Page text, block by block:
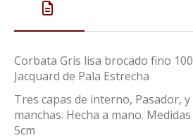
Corbata Gris lisa brocado fino
Jacquard de Pala Estrecha
Tres capas de interno, Pasador,
manchas. Hecha a mano.
5cm